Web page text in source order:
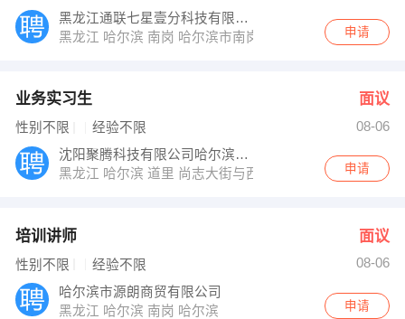
黑龙江通联七星壹分科技有限公司
黑龙江 哈尔滨 南岗 哈尔滨市南岗区铁路街8号昆仑大酒
申请
业务实习生 面议
性别不限 经验不限
08-06
沈阳聚腾科技有限公司哈尔滨分公司
黑龙江 哈尔滨 道里 尚志大街与西头道街2号交汇处恒祥
申请
培训讲师 面议
性别不限 经验不限
08-06
哈尔滨市源朗商贸有限公司
黑龙江 哈尔滨 南岗 哈尔滨
申请